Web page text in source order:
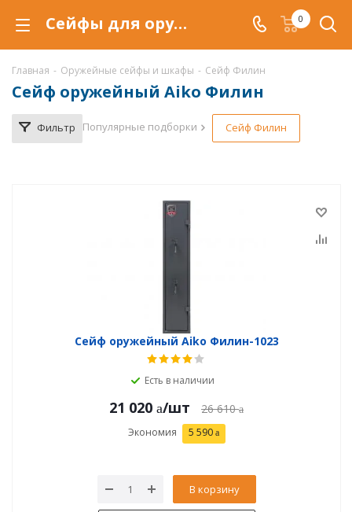
Сейфы для оружия Aiko Филин купить по низкой цене в Красноярске, продажа оружейных сейфов Айко Филин со скидкой 0
Главная - Оружейные сейфы и шкафы - Сейф Филин
Сейф оружейный Aiko Филин
Фильтр Популярные подборки Сейф Филин
Сейф оружейный Aiko Филин-1023
Есть в наличии
21 020 /шт 26 610
Экономия 5 590
В корзину